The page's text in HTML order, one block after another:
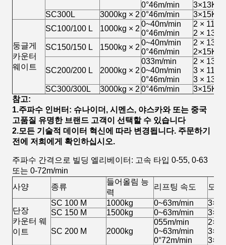
0°46m/min
3×13Kw
SC300L
3000kg × 2 0°46m/min
둥글게
카운터
웨이트
SC100/100 L 1000kg × 2
0~40m/min
0°46m/min
2 ×
2 ×
SC150/150 L
1500kg × 2
0~40m/min
0°46m/min
2 ×
SC200/200 L 2000kg × 2
033m/min
0~40m/min
0°46m/min
2 ×
3 ×
3 ×
SC300/300L
3000kg × 2 0°46m/min
참고:
1.주파수 인버터: 슈나이더, 시멘스, 야스카와 또는 중국
고품질 유명한 브랜드 고객이 선택할 수 있습니다
2.모든 기술적 데이터 혁신에 따라 변경됩니다. 주문하기
전에 저희에게 확인하십시오.
주파수 간격으로 빌딩 엘리베이터: 고속 타입 0-55, 0-63
또는 0-72m/min
사양
종류
들어올림 능
력
리프팅 속도 모
단장
카운터 웨
이트
SC 100 M 1000kg 0~63m/min
SC 150 M
1500kg 0~63m/min
SC 200 M 2000kg
055m/min
0~63m/min
0°72m/min